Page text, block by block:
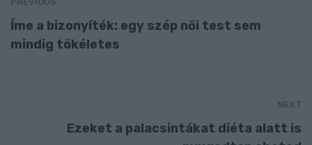
Íme a bizonyíték: egy szép női test sem
mindig tökéletes
NEXT
Ezeket a palacsintákat diéta alatt is